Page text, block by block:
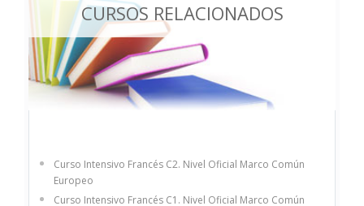
CURSOS RELACIONADOS
Curso Intensivo Francés C2. Nivel Oficial Marco Común
Europeo
Curso Intensivo Francés C1. Nivel Oficial Marco Común